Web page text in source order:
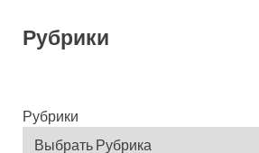
Рубрики
Рубрики